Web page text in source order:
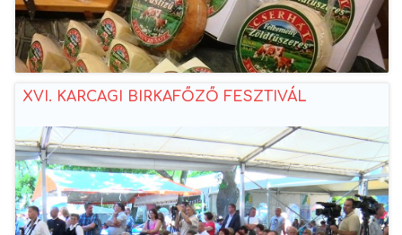
XVI. KARCAGI BIRKAFŐZŐ FESZTIVÁL